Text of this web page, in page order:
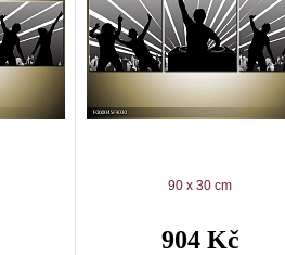
90 x 30 cm
904 Kč